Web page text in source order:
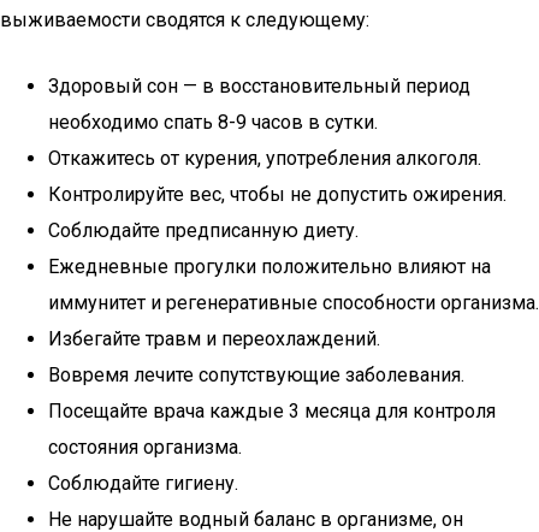
выживаемости сводятся к следующему:
Здоровый сон — в восстановительный период
необходимо спать 8-9 часов в сутки.
Откажитесь от курения, употребления алкоголя.
Контролируйте вес, чтобы не допустить ожирения.
Соблюдайте предписанную диету.
Ежедневные прогулки положительно влияют на
иммунитет и регенеративные способности организма.
Избегайте травм и переохлаждений.
Вовремя лечите сопутствующие заболевания.
Посещайте врача каждые 3 месяца для контроля
состояния организма.
Соблюдайте гигиену.
Не нарушайте водный баланс в организме, он